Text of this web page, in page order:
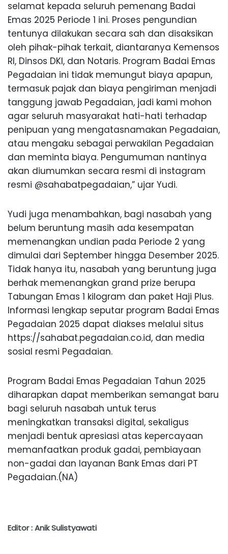
selamat kepada seluruh pemenang Badai
Emas 2025 Periode 1 ini. Proses pengundian
tentunya dilakukan secara sah dan disaksikan
oleh pihak-pihak terkait, diantaranya Kemensos
RI, Dinsos DKI, dan Notaris. Program Badai Emas
Pegadaian ini tidak memungut biaya apapun,
termasuk pajak dan biaya pengiriman menjadi
tanggung jawab Pegadaian, jadi kami mohon
agar seluruh masyarakat hati-hati terhadap
penipuan yang mengatasnamakan Pegadaian,
atau mengaku sebagai perwakilan Pegadaian
dan meminta biaya. Pengumuman nantinya
akan diumumkan secara resmi di instagram
resmi @sahabatpegadaian,” ujar Yudi.
Yudi juga menambahkan, bagi nasabah yang
belum beruntung masih ada kesempatan
memenangkan undian pada Periode 2 yang
dimulai dari September hingga Desember 2025.
Tidak hanya itu, nasabah yang beruntung juga
berhak memenangkan grand prize berupa
Tabungan Emas 1 kilogram dan paket Haji Plus.
Informasi lengkap seputar program Badai Emas
Pegadaian 2025 dapat diakses melalui situs
https://sahabat.pegadaian.co.id, dan media
sosial resmi Pegadaian.
Program Badai Emas Pegadaian Tahun 2025
diharapkan dapat memberikan semangat baru
bagi seluruh nasabah untuk terus
meningkatkan transaksi digital, sekaligus
menjadi bentuk apresiasi atas kepercayaan
memanfaatkan produk gadai, pembiayaan
non-gadai dan layanan Bank Emas dari PT
Pegadaian.(NA)
Editor : Anik Sulistyawati